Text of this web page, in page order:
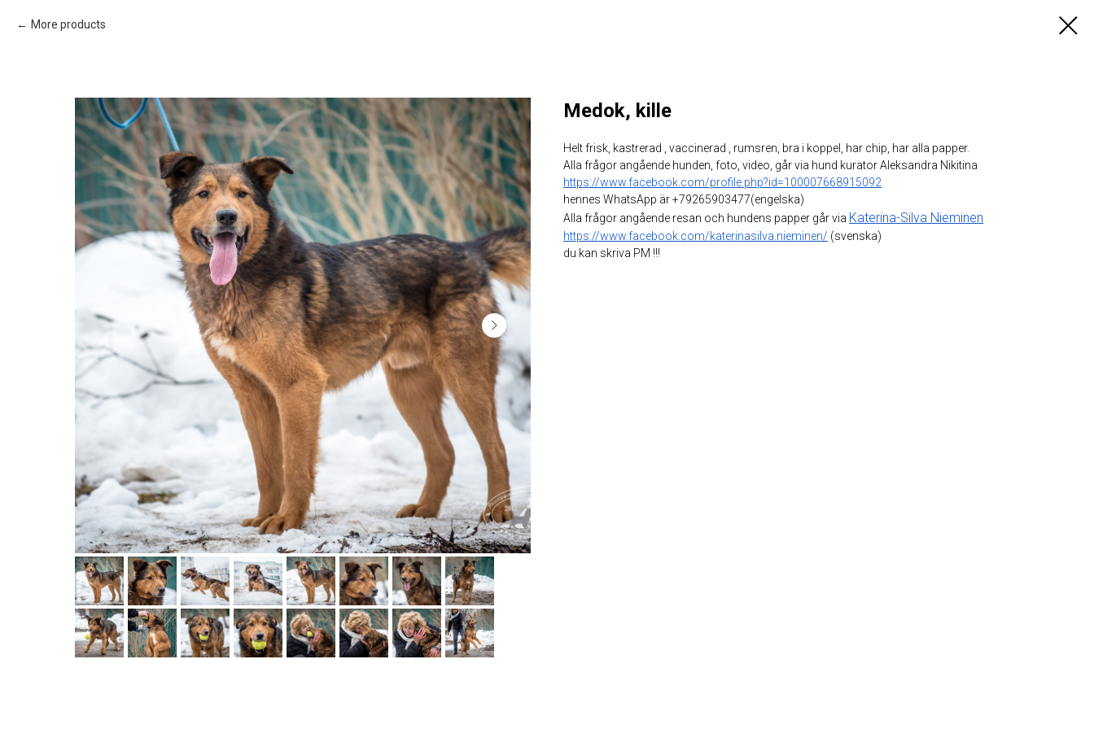
More products
Medok, kille
Helt frisk, kastrerad , vaccinerad , rumsren, bra i koppel, har chip, har alla papper.
Alla frågor angående hunden, foto, video, går via hund kurator Aleksandra Nikitina
https://www.facebook.com/profile.php?id=100007668915092
hennes WhatsApp är +79265903477(engelska)
Alla frågor angående resan och hundens papper går via Katerina-Silva Nieminen
https://www.facebook.com/katerinasilva.nieminen/ (svenska)
du kan skriva PM !!!